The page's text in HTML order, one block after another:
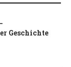
Geschichte